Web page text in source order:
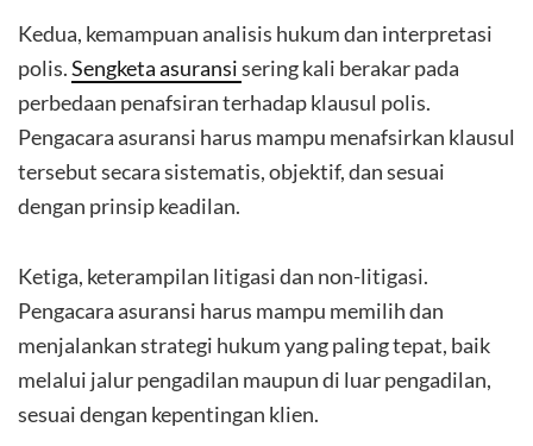
Kedua, kemampuan analisis hukum dan interpretasi
polis.Sengketa asuransisering kali berakar pada
perbedaan penafsiran terhadap klausul polis.
Pengacara asuransi harus mampu menafsirkan klausul
tersebut secara sistematis, objektif, dan sesuai
dengan prinsip keadilan.
Ketiga, keterampilan litigasi dan non-litigasi.
Pengacara asuransi harus mampu memilih dan
menjalankan strategi hukum yang paling tepat, baik
melalui jalur pengadilan maupun di luar pengadilan,
sesuai dengan kepentingan klien.